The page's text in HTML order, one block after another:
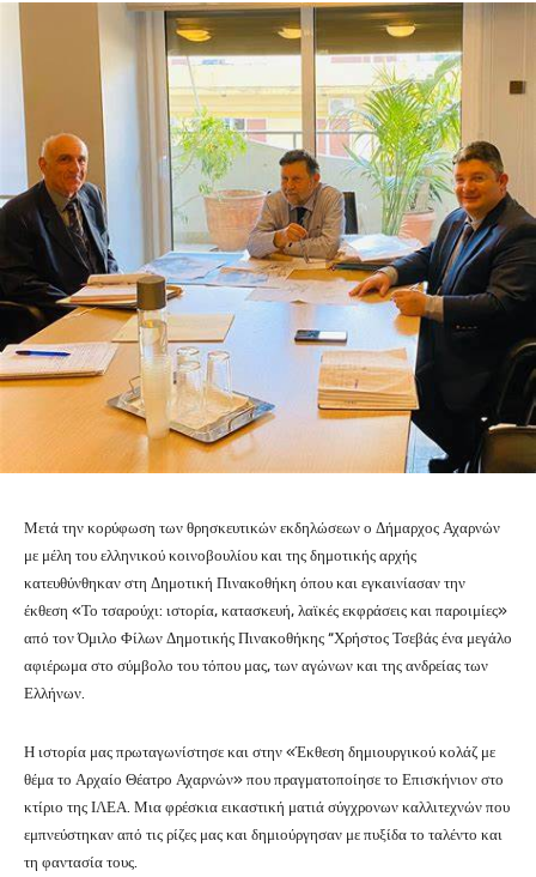
Μετά την κορύφωση των θρησκευτικών εκδηλώσεων ο Δήμαρχος Αχαρνών
με μέλη του ελληνικού κοινοβουλίου και της δημοτικής αρχής
κατευθύνθηκαν στη Δημοτική Πινακοθήκη όπου και εγκαινίασαν την
έκθεση «Το τσαρούχι: ιστορία, κατασκευή, λαϊκές εκφράσεις και παροιμίες»
από τον Όμιλο Φίλων Δημοτικής Πινακοθήκης “Χρήστος Τσεβάς ένα μεγάλο
αφιέρωμα στο σύμβολο του τόπου μας, των αγώνων και της ανδρείας των
Ελλήνων.
Η ιστορία μας πρωταγωνίστησε και στην «Έκθεση δημιουργικού κολάζ με
θέμα το Αρχαίο Θέατρο Αχαρνών» που πραγματοποίησε το Επισκήνιον στο
κτίριο της ΙΛΕΑ. Μια φρέσκια εικαστική ματιά σύγχρονων καλλιτεχνών που
εμπνεύστηκαν από τις ρίζες μας και δημιούργησαν με πυξίδα το ταλέντο και
τη φαντασία τους.